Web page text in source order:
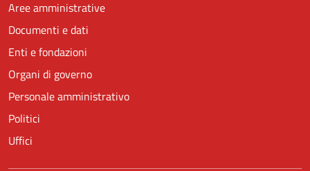
Aree amministrative
Documenti e dati
Enti e fondazioni
Organi di governo
Personale amministrativo
Politici
Uffici